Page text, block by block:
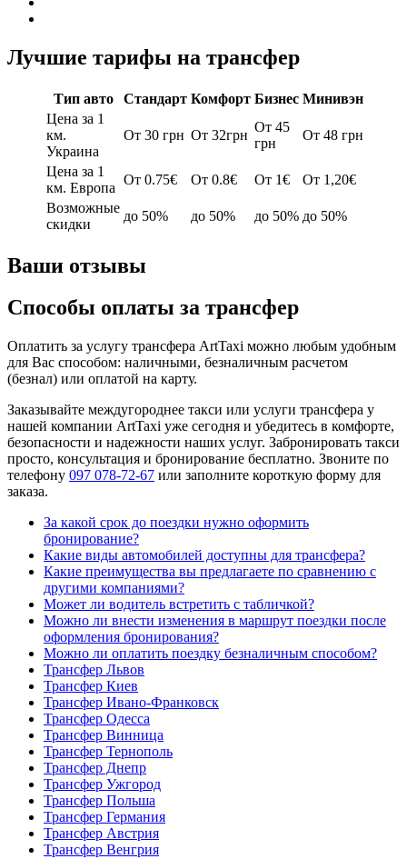
Лучшие тарифы на трансфер
Тип авто Стандарт Комфорт Бизнес Минивэн
Цена за 1
км.
Украина
От 30 грн От 32грн
От 45
грн
От 48 грн
Цена за 1
км. Европа
От 0.75€ От 0.8€ От 1€
От 1,20€
Возможные
скидки
до 50% до 50% до 50% до 50%
Ваши отзывы
Способы оплаты за трансфер
Оплатить за услугу трансфера ArtTaxi можно любым удобным
для Вас способом: наличными, безналичным расчетом
(безнал) или оплатой на карту.
Заказывайте междугороднее такси или услуги трансфера у
нашей компании ArtTaxi уже сегодня и убедитесь в комфорте,
безопасности и надежности наших услуг. Забронировать такси
просто, консультация и бронирование бесплатно. Звоните по
телефону 097 078-72-67 или заполните короткую форму для
заказа.
За какой срок до поездки нужно оформить
бронирование?
Какие виды автомобилей доступны для трансфера?
Какие преимущества вы предлагаете по сравнению с
другими компаниями?
Может ли водитель встретить с табличкой?
Можно ли внести изменения в маршрут поездки после
оформления бронирования?
Можно ли оплатить поездку безналичным способом?
Трансфер Львов
Трансфер Киев
Трансфер Ивано-Франковск
Трансфер Одесса
Трансфер Винница
Трансфер Тернополь
Трансфер Днепр
Трансфер Ужгород
Трансфер Польша
Трансфер Германия
Трансфер Австрия
Трансфер Венгрия